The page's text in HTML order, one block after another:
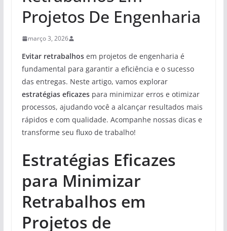
Projetos De Engenharia
março 3, 2026
Evitar retrabalhosem projetos de engenharia é
fundamental para garantir a eficiência e o sucesso
das entregas. Neste artigo, vamos explorar
estratégias eficazespara minimizar erros e otimizar
processos, ajudando você a alcançar resultados mais
rápidos e com qualidade. Acompanhe nossas dicas e
transforme seu fluxo de trabalho!
Estratégias Eficazes
para Minimizar
Retrabalhos em
Projetos de